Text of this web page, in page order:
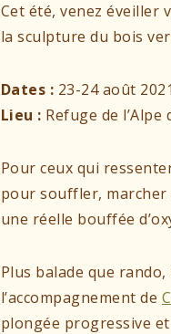
Cet été, venez éveiller
la sculpture du bois
Dates : 23-24 août 2021
Lieu : Refuge de
Pour ceux qui
pour souffler, marcher
une réelle bouffée
Plus balade que
l’accompagnement de
plongée progressive